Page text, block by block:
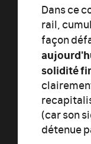
Dans ce
rail,
façon
solidité
(car son
détenue